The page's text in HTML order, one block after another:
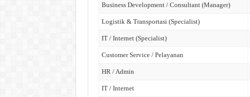
Business Development / Consultant (Manager)
Logistik & Transportasi (Specialist)
IT / Internet (Specialist)
Customer Service / Pelayanan
HR / Admin
IT / Internet